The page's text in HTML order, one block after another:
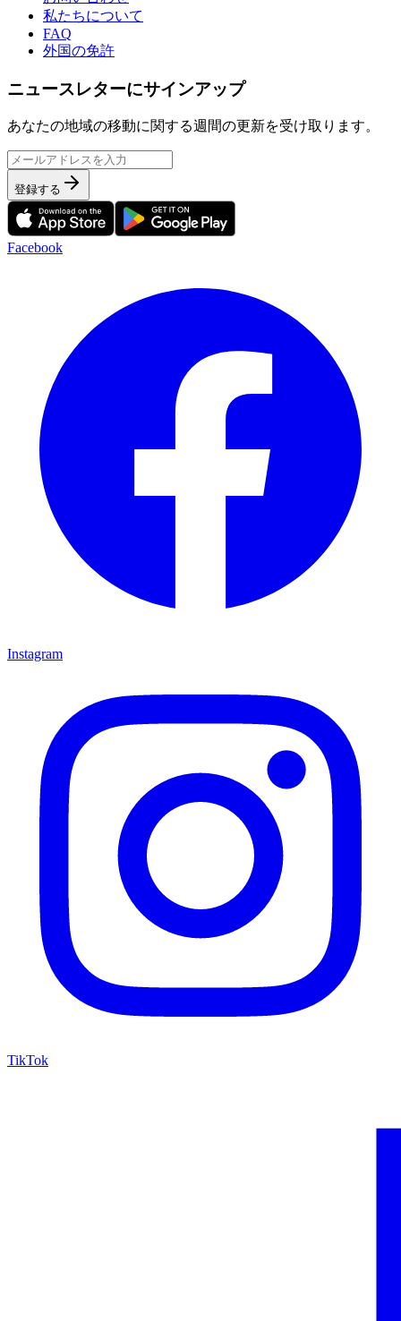
私たちについて
FAQ
外国の免許
ニュースレターにサインアップ
あなたの地域の移動に関する週間の更新を受け取ります。
登録する
Facebook
Instagram
TikTok